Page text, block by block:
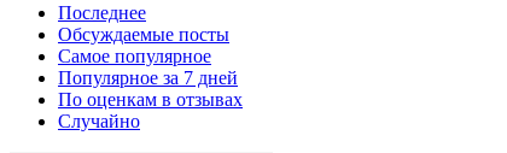
Последнее
Обсуждаемые посты
Самое популярное
Популярное за 7 дней
По оценкам в отзывах
Случайно